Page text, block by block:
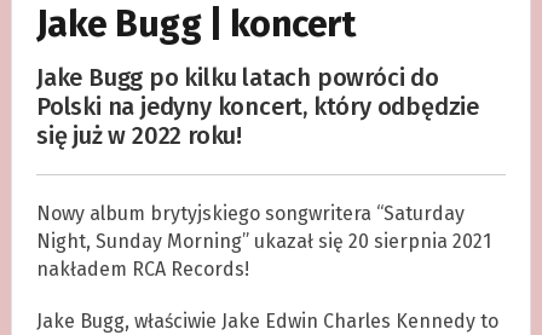
Jake Bugg | koncert
Jake Bugg po kilku latach powróci do
Polski na jedyny koncert, który odbędzie
się już w 2022 roku!
Nowy album brytyjskiego songwritera “Saturday
Night, Sunday Morning” ukazał się 20 sierpnia 2021
nakładem RCA Records!
Jake Bugg, właściwie Jake Edwin Charles Kennedy to